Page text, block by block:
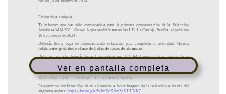
Ver en pantalla completa